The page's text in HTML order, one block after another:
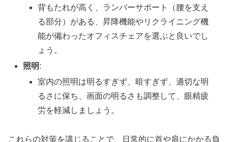
背もたれが高く、ランバーサポート（腰を支え
る部分）がある、昇降機能やリクライニング機
能が備わったオフィスチェアを選ぶと良いでし
ょう。
照明:
室内の照明は明るすぎず、暗すぎず、適切な明
るさに保ち、画面の明るさも調整して、眼精疲
労を軽減しましょう。
これらの対策を講じることで、日常的に首や肩にかかる負